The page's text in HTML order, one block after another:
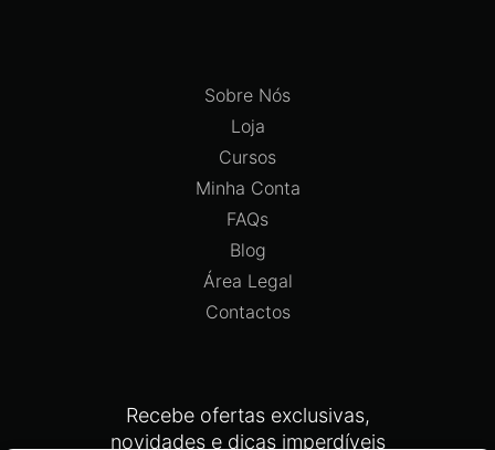
Recebe ofertas exclusivas,
novidades e dicas imperdíveis
Sobre Nós
Loja
Cursos
Minha Conta
FAQs
Blog
Área Legal
Contactos